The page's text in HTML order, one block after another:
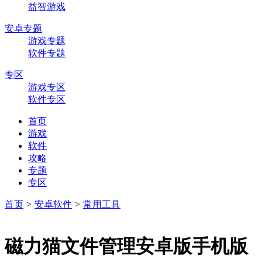
益智游戏
安卓专题
游戏专题
软件专题
专区
游戏专区
软件专区
首页
游戏
软件
攻略
专题
专区
首页 > 安卓软件 > 常用工具
磁力猫文件管理安卓版手机版